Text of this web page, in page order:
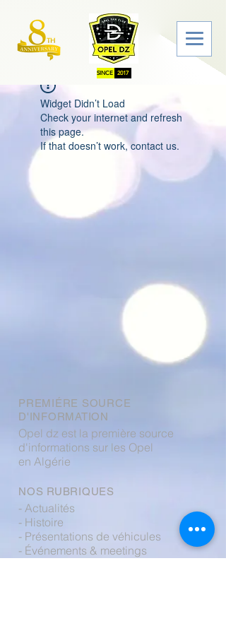
SINCE 2017
Widget Didn’t Load
Check your internet and refresh
this page.
If that doesn’t work, contact us.
PREMIÉRE SOURCE
D'INFORMATION
Opel dz est la première source
d'informations sur les Opel
en Algérie
NOS RUBRIQUES
- Actualités
- Histoire
- Présentations de véhicules
- Événements & meetings